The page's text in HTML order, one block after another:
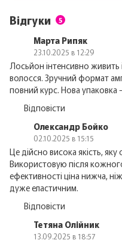
Відгуки 5
Марта Рипяк
23.10.2025 в 12:29
Лосьйон інтенсивно живить
волосся. Зручний формат
повний курс. Нова упаковка
Відповісти
Олександр Бойко
02.10.2025 в 15:15
Це дійсно висока якість,
Використовую після
ефективності ціна нижча,
дуже еластичним.
Відповісти
Тетяна Олійник
13.09.2025 в 18:57